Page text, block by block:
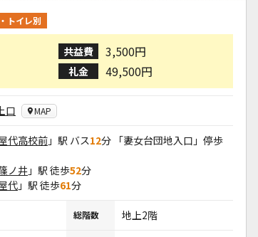
トイレ別
共益費 3,500円
礼金 49,500円
口 MAP
代高校前 」駅 バス12分 「妻女台団地入口」停歩
ノ井 」駅 徒歩52分
代 」駅 徒歩61分
総階数 地上2階